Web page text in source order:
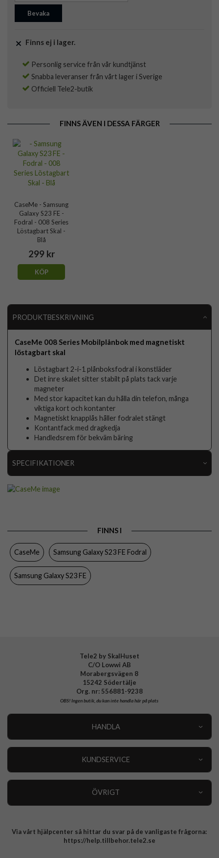
Bevaka
Finns ej i lager.
Personlig service från vår kundtjänst
Snabba leveranser från vårt lager i Sverige
Officiell Tele2-butik
FINNS ÄVEN I DESSA FÄRGER
CaseMe - Samsung
Galaxy S23 FE -
Fodral - 008 Series
Löstagbart Skal -
Blå
299 kr
KÖP
PRODUKTBESKRIVNING
CaseMe 008 Series Mobilplånbok med magnetiskt
löstagbart skal
Löstagbart 2-i-1 plånboksfodral i konstläder
Det inre skalet sitter stabilt på plats tack varje
magneter
Med stor kapacitet kan du hålla din telefon, många
viktiga kort och kontanter
Magnetiskt knapplås håller fodralet stängt
Kontantfack med dragkedja
Handledsrem för bekväm bäring
SPECIFIKATIONER
Dragkedja, Kortfack, Löstagbart skal
Färg
Varumärke
FINNS I
CaseMe Samsung Galaxy S23 FE Fodral
Samsung Galaxy S23 FE
Tele2 by SkalHuset
C/O Lowwi AB
Morabergsvägen 8
15242 Södertälje
Org. nr: 556881-9238
OBS!Ingen butik, du kan inte handla här på plats
HANDLA
KUNDSERVICE
ÖVRIGT
Integritetspolicy
Via vårt hjälpcenter så hittar du svar på de vanligaste frågorna:
https://help.tillbehor.tele2.se